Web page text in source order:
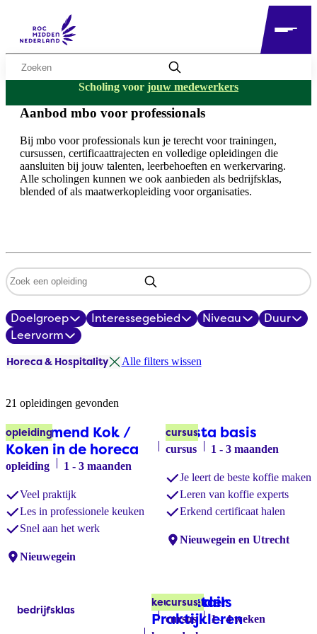
Zoekwoord
Scholing voor jouw medewerkers
Aanbod mbo voor professionals
Bij mbo voor professionals kun je terecht voor trainingen,
cursussen, certificaattrajecten en volledige opleidingen die
aansluiten bij jouw talenten, leerbehoeften en werkervaring.
Alle scholingen kunnen we ook aanbieden als bedrijfsklas,
blended of als maatwerkopleiding voor organisaties.
Zoekwoord
Filters
Doelgroep Interessegebied Niveau
Duur
Leervorm
Horeca & Hospitality Alle filters wissen
Opleidingsoverzicht
21 opleidingen gevonden
Aankomend Kok /
Koken in de horeca
opleiding 1 - 3 maanden
opleiding
Veel praktijk
Les in professionele keuken
Snel aan het werk
Locaties:
Nieuwegein
Barista basis
cursus 1 - 3 maanden
cursus
Je leert de beste koffie maken
Leren van koffie experts
Erkend certificaat halen
Locaties:
Nieuwegein en Utrecht
Begeleider
Praktijkleren
keuzedeel
Labels:
bedrijfsklas Cocktails
cursus 1 - 4 weken
cursus